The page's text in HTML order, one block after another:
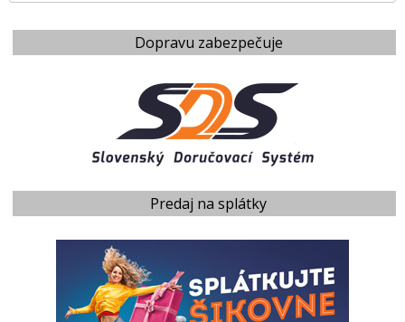
Dopravu zabezpečuje
Predaj na splátky